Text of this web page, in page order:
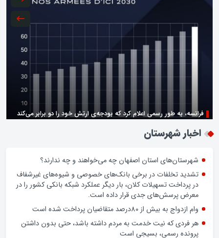
فرانسه، به طور رسمی اعلام کرد که بودجه‌ی ارتش خود را دو برابر می‌کند
زن اگر خوب باشه یه زندگی حالش خوبه/روز زن مبارک
اخبار شهرستان
شهرستان‌های استان اصفهان چه می‌خواهند و چه ندارند؟
تشدید تخلفات در برخی بانک‌های خصوصی و شیوه‌های غیرشفاف
در پرداخت تسهیلات کلان، بار دیگر عملکرد شبکه بانکی کشور را در